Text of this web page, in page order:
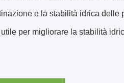
e la stabilità idrica delle
per migliorare la stabilità